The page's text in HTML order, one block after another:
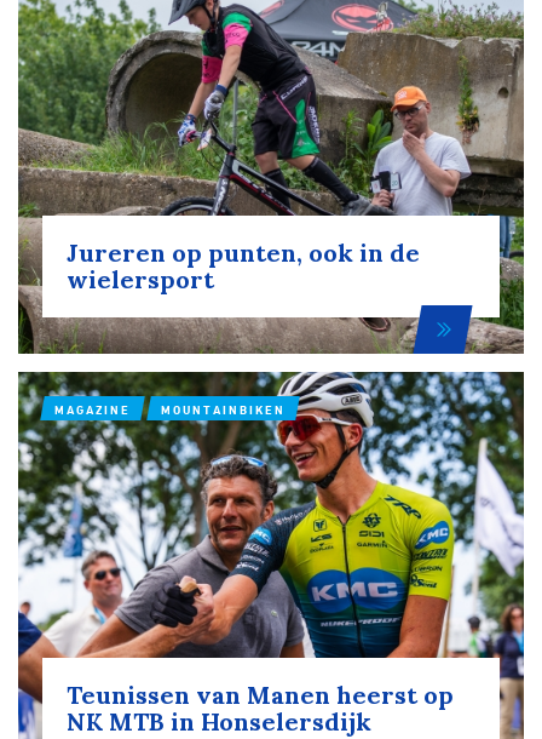
Over ons
Lid worden
Jureren op punten, ook in de
wielersport
MAGAZINE MOUNTAINBIKEN
Teunissen van Manen heerst op
NK MTB in Honselersdijk
Pumptrack Fixed gear